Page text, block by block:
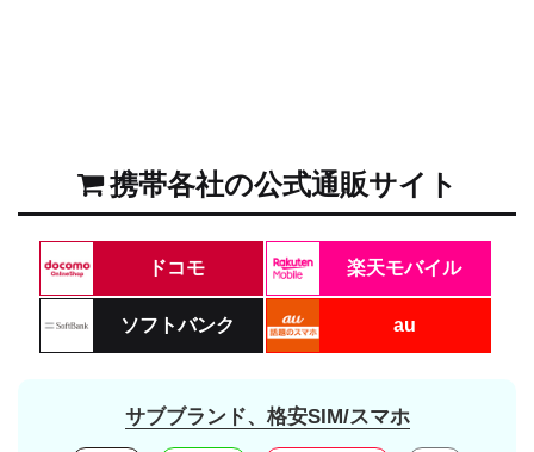
携帯各社の公式通販サイト
ドコモ 楽天モバイル
ソフトバンク au
サブブランド、格安SIM/スマホ